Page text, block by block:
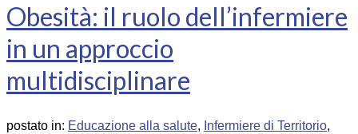
Obesità: il ruolo dell’infermiere
in un approccio
multidisciplinare
postato in: Educazione alla salute, Infermiere di Territorio,